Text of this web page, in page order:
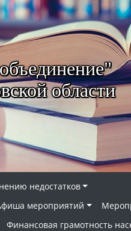
области
недостатков
мероприятий
Финансовая грамотность